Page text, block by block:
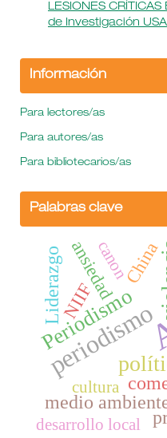
LESIONES
de Investigación
Información
Para lectores/as
Para autores/as
Para bibliotecarios/as
Palabras clave
periodismo
Periodismo
Liderazgo
medio
China
ansiedad
NIIF
desarrollo local
canon
cultura